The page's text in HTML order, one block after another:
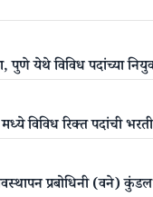
पुणे येथे विविध पदांच्या
विविध रिक्त पदांची
प्रबोधिनी (वने)